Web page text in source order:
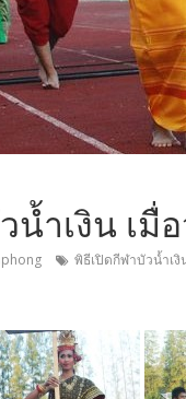
น้ำเงิน เมื่
พิธีเปิดกีฬาบัวน้ำเงิ